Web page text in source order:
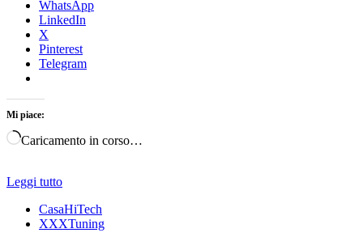
WhatsApp
LinkedIn
X
Pinterest
Telegram
Mi piace:
Caricamento in corso…
Leggi tutto
CasaHiTech
XXXTuning